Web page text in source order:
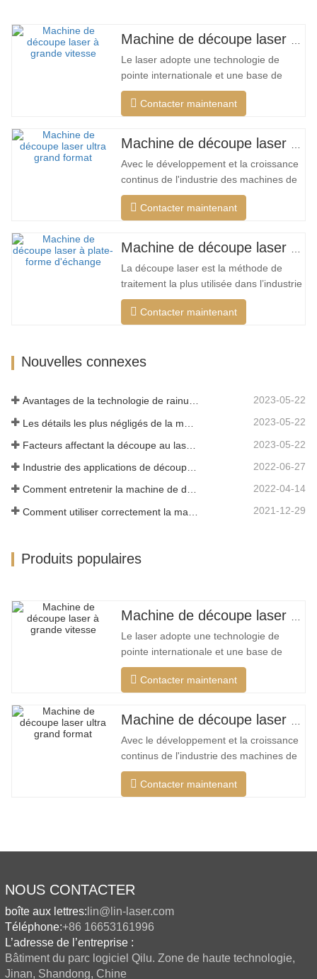
Le laser adopte une technologie de
pointe internationale et une base de
données de processus de découpe
unique, qui peut effectuer différentes
matériaux, optimiser la surface de
coupe, couper une plus large gamme de
matériaux, une vitesse plus rapide,
une…
Contacter maintenant
Avec le développement et la croissance
continus de l'industrie des machines de
découpe laser de mon pays, il existe de
plus en plus de types de machines de
machines de découpe laser sont
constamment enrichis, et la qualité des
produits fabriqués par les grandes…
Contacter maintenant
La découpe laser est la méthode de
traitement la plus utilisée dans l’industrie
du traitement au laser. Le faisceau
invisible remplace le couteau mécanique
d'une vitesse de coupe rapide, non
Contacter maintenant
Nouvelles connexes
Avantages de la technologie de rainurage laser 2023-05-22
2023-05-22
2023-05-22
2022-06-27
Comment entretenir la machine de découpe laser 2022-04-14
2021-12-29
Produits populaires
Le laser adopte une technologie de
pointe internationale et une base de
données de processus de découpe
unique, qui peut effectuer différentes
matériaux, optimiser la surface de
coupe, couper une plus large gamme de
matériaux, une vitesse plus rapide, une
Contacter maintenant
Avec le développement et la croissance
continus de l'industrie des machines de
découpe laser de mon pays, il existe de
plus en plus de types de machines de
produits fabriqués par les grandes
Contacter maintenant
NOUS CONTACTER
boîte aux lettres: lin@lin-laser.com
Téléphone:+86 16653161996
L’adresse de l’entreprise :
Bâtiment du parc logiciel Qilu. Zone de haute technologie,
Jinan, Shandong, Chine